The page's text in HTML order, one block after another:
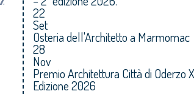
22
Set
Osteria dell'Architetto a Marmomac
28
Nov
Premio Architettura Città di Oderzo
Edizione 2026